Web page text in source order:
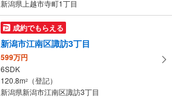
新潟県上越市寺町1丁目
成約でもらえる
新潟市江南区諏訪3丁目
599万円
6SDK
120.8m2
（登記）
新潟県新潟市江南区諏訪3丁目